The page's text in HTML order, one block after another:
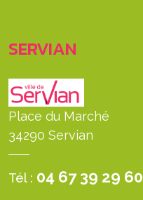
SERVIAN
Place du Marché
34290 Servian
Tél : 04 67 39 29 60